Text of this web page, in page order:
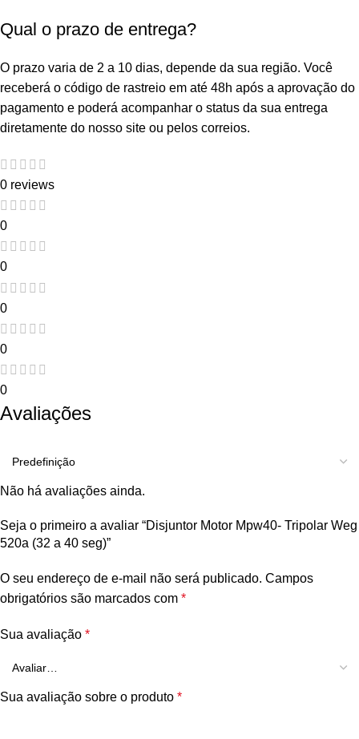
Qual o prazo de entrega?
O prazo varia de 2 a 10 dias, depende da sua região. Você
receberá o código de rastreio em até 48h após a aprovação do
pagamento e poderá acompanhar o status da sua entrega
diretamente do nosso site ou pelos correios.
0 reviews
0
0
0
0
0
Avaliações
Não há avaliações ainda.
Seja o primeiro a avaliar “Disjuntor Motor Mpw40- Tripolar Weg
520a (32 a 40 seg)”
O seu endereço de e-mail não será publicado. Campos
obrigatórios são marcados com *
Sua avaliação *
Sua avaliação sobre o produto *